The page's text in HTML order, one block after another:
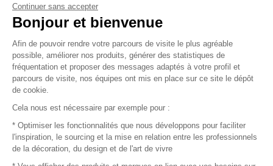
Vendez vos produits
Plan du site
© 2016 –Organisation SAFI
Recrutement
Continuer sans accepter
Bonjour et bienvenue
Afin de pouvoir rendre votre parcours de visite le plus agréable
possible, améliorer nos produits, générer des statistiques de
fréquentation et proposer des messages adaptés à votre profil et
parcours de visite, nos équipes ont mis en place sur ce site le dépôt
de cookie.
Cela nous est nécessaire par exemple pour :
* Optimiser les fonctionnalités que nous développons pour faciliter
l'inspiration, le sourcing et la mise en relation entre les professionnels
de la décoration, du design et de l'art de vivre